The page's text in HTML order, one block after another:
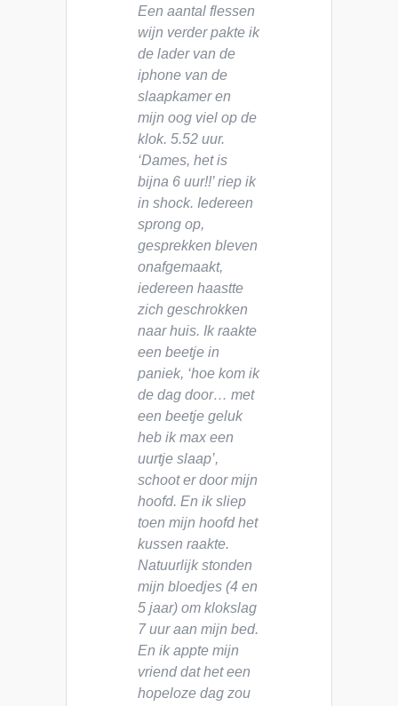
Een aantal flessen
wijn verder pakte ik
de lader van de
iphone van de
slaapkamer en
mijn oog viel op de
klok. 5.52 uur.
‘Dames, het is
bijna 6 uur!!’ riep ik
in shock. Iedereen
sprong op,
gesprekken bleven
onafgemaakt,
iedereen haastte
zich geschrokken
naar huis. Ik raakte
een beetje in
paniek, ‘hoe kom ik
de dag door… met
een beetje geluk
heb ik max een
uurtje slaap’,
schoot er door mijn
hoofd. En ik sliep
toen mijn hoofd het
kussen raakte.
Natuurlijk stonden
mijn bloedjes (4 en
5 jaar) om klokslag
7 uur aan mijn bed.
En ik appte mijn
vriend dat het een
hopeloze dag zou